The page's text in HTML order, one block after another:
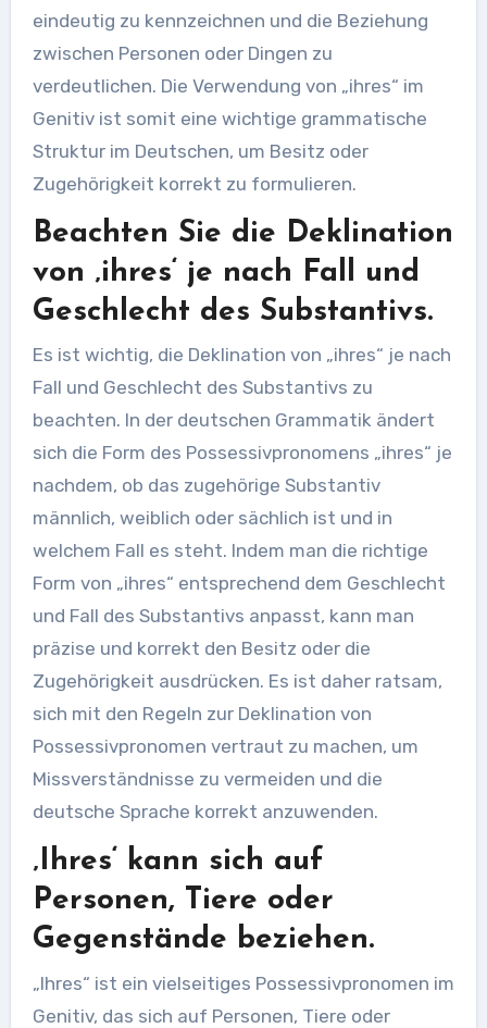
eindeutig zu kennzeichnen und die Beziehung
zwischen Personen oder Dingen zu
verdeutlichen. Die Verwendung von „ihres“ im
Genitiv ist somit eine wichtige grammatische
Struktur im Deutschen, um Besitz oder
Zugehörigkeit korrekt zu formulieren.
Beachten Sie die Deklination
von ‚ihres‘ je nach Fall und
Geschlecht des Substantivs.
Es ist wichtig, die Deklination von „ihres“ je nach
Fall und Geschlecht des Substantivs zu
beachten. In der deutschen Grammatik ändert
sich die Form des Possessivpronomens „ihres“ je
nachdem, ob das zugehörige Substantiv
männlich, weiblich oder sächlich ist und in
welchem Fall es steht. Indem man die richtige
Form von „ihres“ entsprechend dem Geschlecht
und Fall des Substantivs anpasst, kann man
präzise und korrekt den Besitz oder die
Zugehörigkeit ausdrücken. Es ist daher ratsam,
sich mit den Regeln zur Deklination von
Possessivpronomen vertraut zu machen, um
Missverständnisse zu vermeiden und die
deutsche Sprache korrekt anzuwenden.
‚Ihres‘ kann sich auf
Personen, Tiere oder
Gegenstände beziehen.
„Ihres“ ist ein vielseitiges Possessivpronomen im
Genitiv, das sich auf Personen, Tiere oder